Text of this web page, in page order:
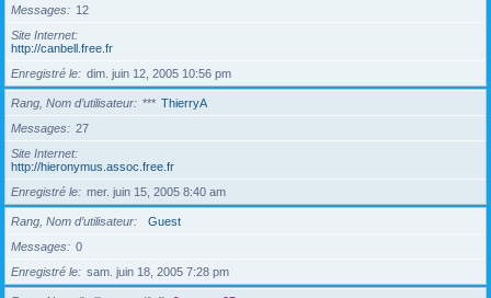
Messages
12
Site Internet
http://canbell.free.fr
Enregistré le
dim. juin 12, 2005 10:56 pm
Rang, Nom d’utilisateur *** ThierryA
Messages
27
Site Internet
http://hieronymus.assoc.free.fr
Enregistré le
mer. juin 15, 2005 8:40 am
Rang, Nom d’utilisateur
Guest
Messages
0
Enregistré le
sam. juin 18, 2005 7:28 pm